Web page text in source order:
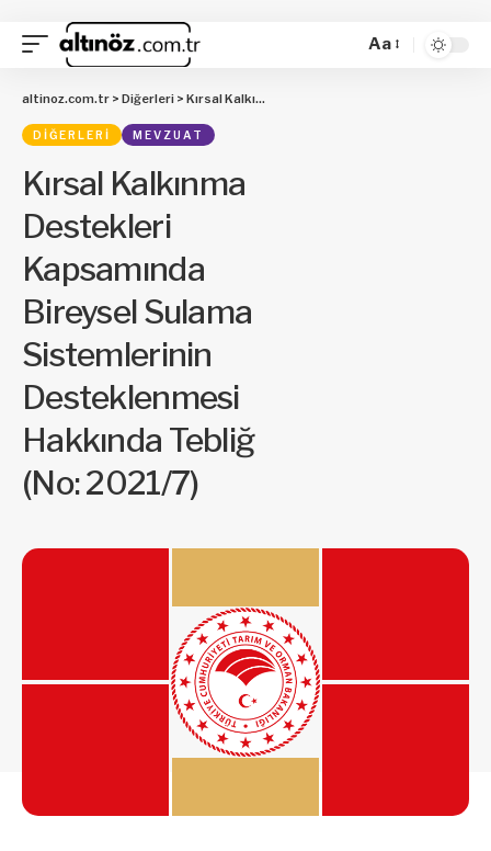
Aa
altinoz.com.tr > Diğerleri > Kırsal Kalkınma Destekleri Kapsamında Bireysel Sulama Sistemlerinin Desteklenmesi Hakkında Tebliğ (No: 2021/7)
DIĞERLERI MEVZUAT
Kırsal Kalkınma
Destekleri
Kapsamında
Bireysel Sulama
Sistemlerinin
Desteklenmesi
Hakkında Tebliğ
(No: 2021/7)